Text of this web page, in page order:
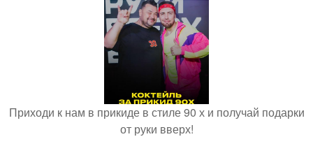
Приходи к нам в прикиде в стиле 90 х и получай подарки
от руки вверх!